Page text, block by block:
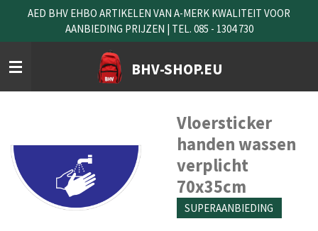
naar
de
hoofdinhoud
BHV-SHOP.EU
AED BHV EHBO ARTIKELEN VAN A-MERK KWALITEIT VOOR
AANBIEDING PRIJZEN | TEL. 085 - 1304 730
Vloersticker
handen wassen
verplicht
70x35cm
SUPERAANBIEDING